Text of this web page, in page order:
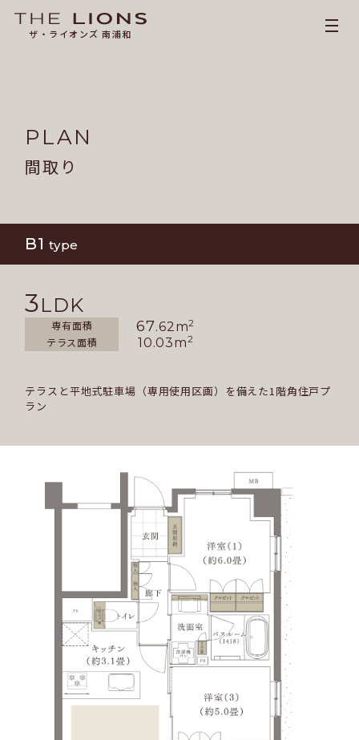
ザ・ライオンズ 南浦和
PLAN
間取り
B1 type
3LDK
専有面積 67.62m2
テラス面積 10.03m2
テラスと平地式駐車場（専用使用区画）を備えた1階角住戸プ
ラン